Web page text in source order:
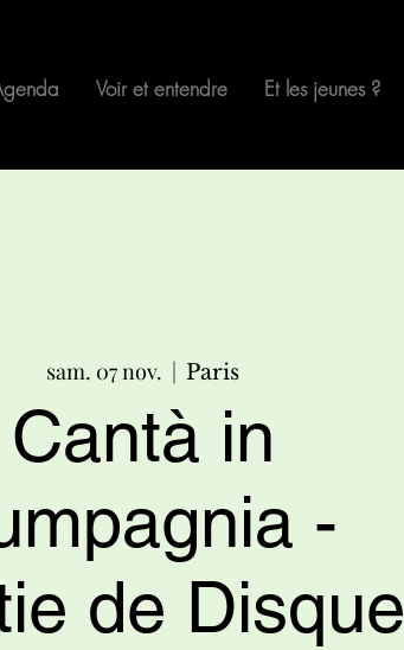
Voir et entendre Et les jeunes ?
sam. 07 nov.
  |
Paris
Cantà in
-
de Disque